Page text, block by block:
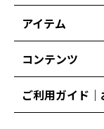
アイテム
コンテンツ
ご利用ガイド